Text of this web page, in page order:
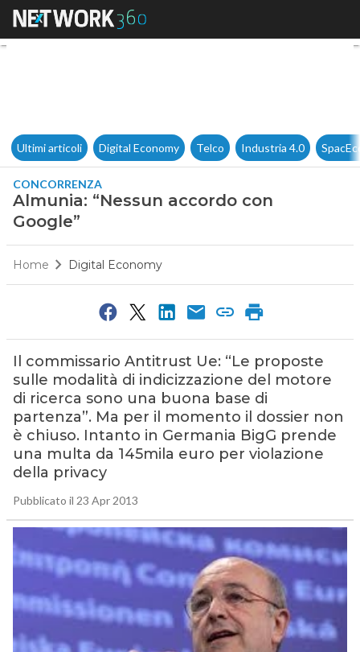
Almunia: “Nessun accordo
Ultimi articoli Digital Economy Telco Industria 4.0
CONCORRENZA
Almunia: “Nessun accordo con
Google”
Home Digital Economy
Il commissario Antitrust Ue: “Le proposte
sulle modalità di indicizzazione del motore
di ricerca sono una buona base di
partenza”. Ma per il momento il dossier non
è chiuso. Intanto in Germania BigG prende
una multa da 145mila euro per violazione
della privacy
Pubblicato il 23 Apr 2013